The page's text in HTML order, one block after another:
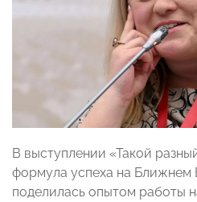
В выступлении «Такой
формула успеха на Ближнем
поделилась опытом работы